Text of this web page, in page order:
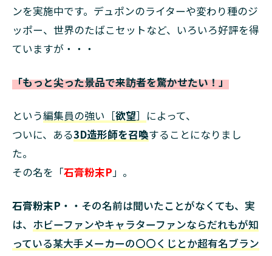
ンを実施中です。デュポンのライターや変わり種のジ
ッポー、世界のたばこセットなど、いろいろ好評を得
ていますが・・・
「もっと尖った景品で来訪者を驚かせたい！」
という編集員の強い［欲望］ によって、
ついに、ある3D造形師を召喚することになりまし
た。
その名を「石膏粉末P 」。
石膏粉末P ・・その名前は聞いたことがなくても、実
は、 ホビーファンやキャラターファンならだれもが知
っている某大手メーカーの〇〇くじとか超有名ブラン